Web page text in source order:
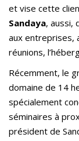
et vise cette
Sandaya, aussi,
aux entreprises,
réunions,
Récemment, le
domaine de 14
spécialement
séminaires à
président de